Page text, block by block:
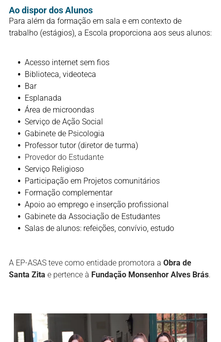
Ao dispor dos Alunos
Para além da formação em sala e em contexto de
trabalho (estágios), a Escola proporciona aos seus alunos:
Acesso internet sem fios
Biblioteca, videoteca
Bar
Esplanada
Área de microondas
Serviço de Ação Social
Gabinete de Psicologia
Professor tutor (diretor de turma)
Provedor do Estudante
Serviço Religioso
Participação em Projetos comunitários
Formação complementar
Apoio ao emprego e inserção profissional
Gabinete da Associação de Estudantes
Salas de alunos: refeições, convívio, estudo
A EP-ASAS teve como entidade promotora a Obra de
Santa Zita e pertence à Fundação Monsenhor Alves Brás.